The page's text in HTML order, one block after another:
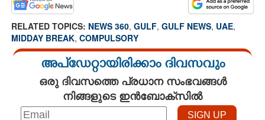
RELATED TOPICS: NEWS 360, GULF, GULF NEWS, UAE,
MIDDAY BREAK, COMPULSORY
അപ്ഡേറ്റായിരിക്കാം ദിവസവും
ഒരു ദിവസത്തെ പ്രധാന സംഭവങ്ങൾ
നിങ്ങളുടെ ഇൻബോക്സിൽ